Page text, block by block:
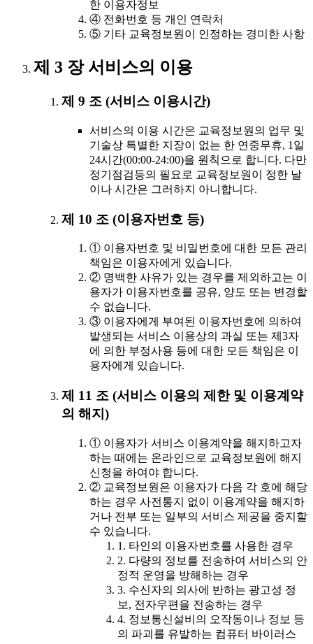
한 이용자정보
④ 전화번호 등 개인 연락처
⑤ 기타 교육정보원이 인정하는 경미한 사항
제 3 장 서비스의 이용
제 9 조 (서비스 이용시간)
서비스의 이용 시간은 교육정보원의 업무 및
기술상 특별한 지장이 없는 한 연중무휴, 1일
24시간(00:00-24:00)을 원칙으로 합니다. 다만
정기점검등의 필요로 교육정보원이 정한 날
이나 시간은 그러하지 아니합니다.
제 10 조 (이용자번호 등)
① 이용자번호 및 비밀번호에 대한 모든 관리
책임은 이용자에게 있습니다.
② 명백한 사유가 있는 경우를 제외하고는 이
용자가 이용자번호를 공유, 양도 또는 변경할
수 없습니다.
③ 이용자에게 부여된 이용자번호에 의하여
발생되는 서비스 이용상의 과실 또는 제3자
에 의한 부정사용 등에 대한 모든 책임은 이
용자에게 있습니다.
제 11 조 (서비스 이용의 제한 및 이용계약
의 해지)
① 이용자가 서비스 이용계약을 해지하고자
하는 때에는 온라인으로 교육정보원에 해지
신청을 하여야 합니다.
② 교육정보원은 이용자가 다음 각 호에 해당
하는 경우 사전통지 없이 이용계약을 해지하
거나 전부 또는 일부의 서비스 제공을 중지할
수 있습니다.
1. 타인의 이용자번호를 사용한 경우
2. 다량의 정보를 전송하여 서비스의 안
정적 운영을 방해하는 경우
3. 수신자의 의사에 반하는 광고성 정
보, 전자우편을 전송하는 경우
4. 정보통신설비의 오작동이나 정보 등
의 파괴를 유발하는 컴퓨터 바이러스